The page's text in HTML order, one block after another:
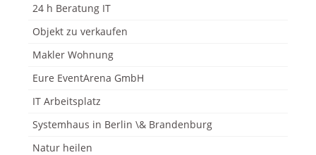
24 h Beratung IT
Objekt zu verkaufen
Makler Wohnung
Eure EventArena GmbH
IT Arbeitsplatz
Systemhaus in Berlin \& Brandenburg
Natur heilen